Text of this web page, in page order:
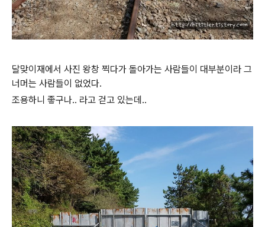
달맞이재에서 사진 왕창 찍다가 돌아가는 사람들이 대부분이라 그
너머는 사람들이 없었다.
조용하니 좋구나.. 라고 걷고 있는데..